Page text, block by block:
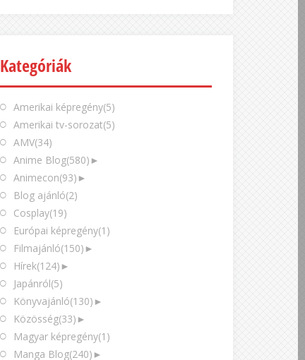
Kategóriák
Amerikai képregény(5)
Amerikai tv-sorozat(5)
AMV(34)
Anime Blog(580) ►
Animecon(93) ►
Blog ajánló(2)
Cosplay(19)
Európai képregény(1)
Filmajánló(150) ►
Hírek(124) ►
Japánról(5)
Könyvajánló(130) ►
Közösség(33) ►
Magyar képregény(1)
Manga Blog(240) ►